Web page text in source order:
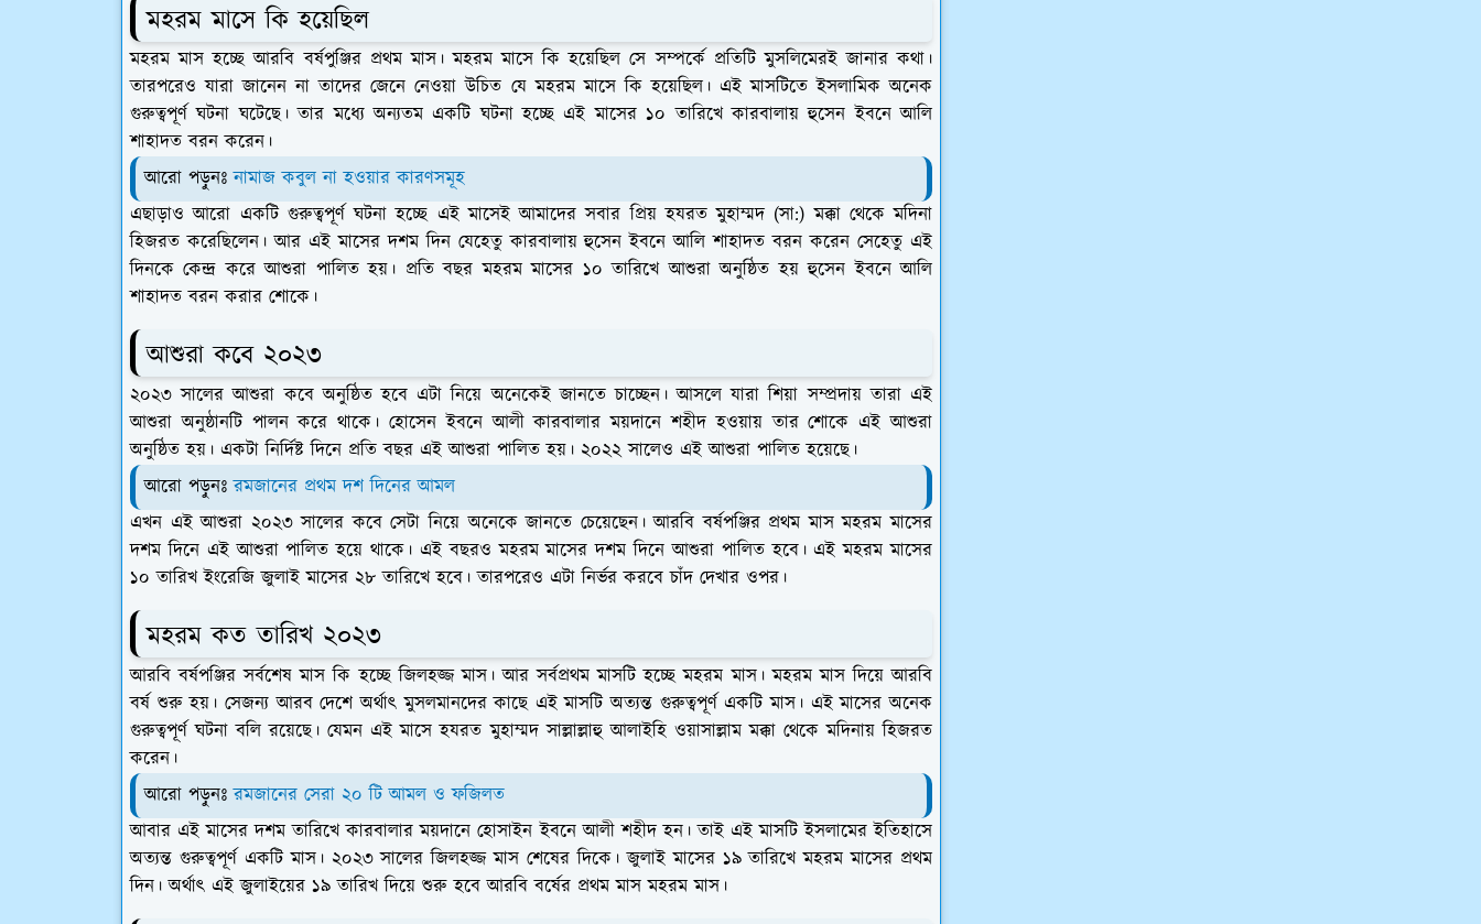
মহরম মাসে কি হয়েছিল
মহরম মাস হচ্ছে আরবি বর্ষপুঞ্জির প্রথম মাস। মহরম মাসে কি হয়েছিল সে সম্পর্কে প্রতিটি মুসলিমেরই জানার কথা।
তারপরেও যারা জানেন না তাদের জেনে নেওয়া উচিত যে মহরম মাসে কি হয়েছিল। এই মাসটিতে ইসলামিক অনেক
গুরুত্বপূর্ণ ঘটনা ঘটেছে। তার মধ্যে অন্যতম একটি ঘটনা হচ্ছে এই মাসের ১০ তারিখে কারবালায় হুসেন ইবনে আলি
শাহাদত বরন করেন।
আরো পড়ুনঃনামাজ কবুল না হওয়ার কারণসমূহ
এছাড়াও আরো একটি গুরুত্বপূর্ণ ঘটনা হচ্ছে এই মাসেই আমাদের সবার প্রিয় হযরত মুহাম্মদ (সা:) মক্কা থেকে মদিনা
হিজরত করেছিলেন। আর এই মাসের দশম দিন যেহেতু কারবালায় হুসেন ইবনে আলি শাহাদত বরন করেন সেহেতু এই
দিনকে কেন্দ্র করে আশুরা পালিত হয়। প্রতি বছর মহরম মাসের ১০ তারিখে আশুরা অনুষ্ঠিত হয় হুসেন ইবনে আলি
শাহাদত বরন করার শোকে।
আশুরা কবে ২০২৩
২০২৩ সালের আশুরা কবে অনুষ্ঠিত হবে এটা নিয়ে অনেকেই জানতে চাচ্ছেন। আসলে যারা শিয়া সম্প্রদায় তারা এই
আশুরা অনুষ্ঠানটি পালন করে থাকে। হোসেন ইবনে আলী কারবালার ময়দানে শহীদ হওয়ায় তার শোকে এই আশুরা
অনুষ্ঠিত হয়। একটা নির্দিষ্ট দিনে প্রতি বছর এই আশুরা পালিত হয়। ২০২২ সালেও এই আশুরা পালিত হয়েছে।
আরো পড়ুনঃরমজানের প্রথম দশ দিনের আমল
এখন এই আশুরা ২০২৩ সালের কবে সেটা নিয়ে অনেকে জানতে চেয়েছেন। আরবি বর্ষপঞ্জির প্রথম মাস মহরম মাসের
দশম দিনে এই আশুরা পালিত হয়ে থাকে। এই বছরও মহরম মাসের দশম দিনে আশুরা পালিত হবে। এই মহরম মাসের
১০ তারিখ ইংরেজি জুলাই মাসের ২৮ তারিখে হবে। তারপরেও এটা নির্ভর করবে চাঁদ দেখার ওপর।
মহরম কত তারিখ ২০২৩
আরবি বর্ষপঞ্জির সর্বশেষ মাস কি হচ্ছে জিলহজ্জ মাস। আর সর্বপ্রথম মাসটি হচ্ছে মহরম মাস। মহরম মাস দিয়ে আরবি
বর্ষ শুরু হয়। সেজন্য আরব দেশে অর্থাৎ মুসলমানদের কাছে এই মাসটি অত্যন্ত গুরুত্বপূর্ণ একটি মাস। এই মাসের অনেক
গুরুত্বপূর্ণ ঘটনা বলি রয়েছে। যেমন এই মাসে হযরত মুহাম্মদ সাল্লাল্লাহু আলাইহি ওয়াসাল্লাম মক্কা থেকে মদিনায় হিজরত
করেন।
আরো পড়ুনঃরমজানের সেরা ২০ টি আমল ও ফজিলত
আবার এই মাসের দশম তারিখে কারবালার ময়দানে হোসাইন ইবনে আলী শহীদ হন। তাই এই মাসটি ইসলামের ইতিহাসে
অত্যন্ত গুরুত্বপূর্ণ একটি মাস। ২০২৩ সালের জিলহজ্জ মাস শেষের দিকে। জুলাই মাসের ১৯ তারিখে মহরম মাসের প্রথম
দিন। অর্থাৎ এই জুলাইয়ের ১৯ তারিখ দিয়ে শুরু হবে আরবি বর্ষের প্রথম মাস মহরম মাস।